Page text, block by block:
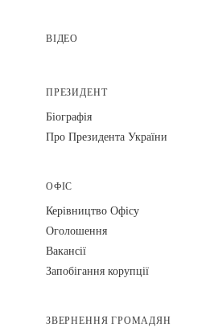
ВІДЕО
ПРЕЗИДЕНТ
Біографія
Про Президента України
ОФІС
Керівництво Офісу
Оголошення
Вакансії
Запобігання корупції
ЗВЕРНЕННЯ ГРОМАДЯН